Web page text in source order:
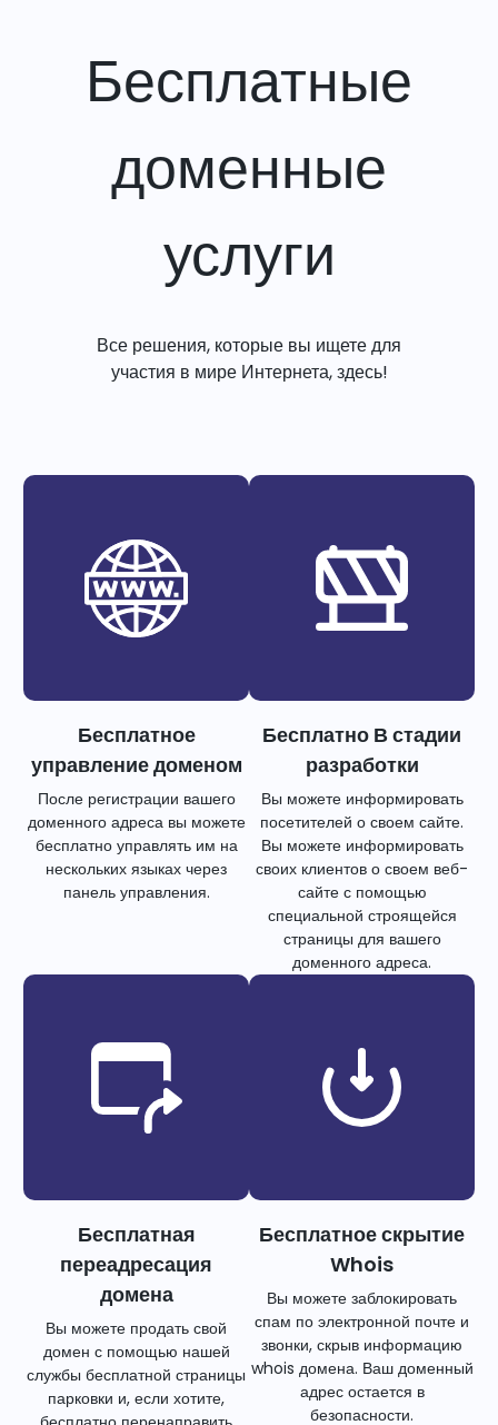
Бесплатные
доменные
услуги
Все решения, которые вы ищете для
участия в мире Интернета, здесь!
Бесплатное
управление доменом
После регистрации вашего
доменного адреса вы можете
бесплатно управлять им на
нескольких языках через
панель управления.
Бесплатно В стадии
разработки
Вы можете информировать
посетителей о своем сайте.
Вы можете информировать
своих клиентов о своем веб-
сайте с помощью
специальной строящейся
страницы для вашего
доменного адреса.
Бесплатная
переадресация
домена
Вы можете продать свой
домен с помощью нашей
службы бесплатной страницы
парковки и, если хотите,
Бесплатное скрытие
Whois
Вы можете заблокировать
спам по электронной почте и
звонки, скрыв информацию
whois домена. Ваш доменный
адрес остается в
безопасности.